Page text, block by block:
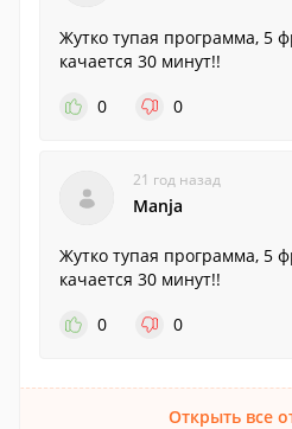
Жутко тупая программа, 5
качается 30 минут!!
0
0
21 год назад
Manja
Жутко тупая программа, 5
качается 30 минут!!
0
0
Открыть все